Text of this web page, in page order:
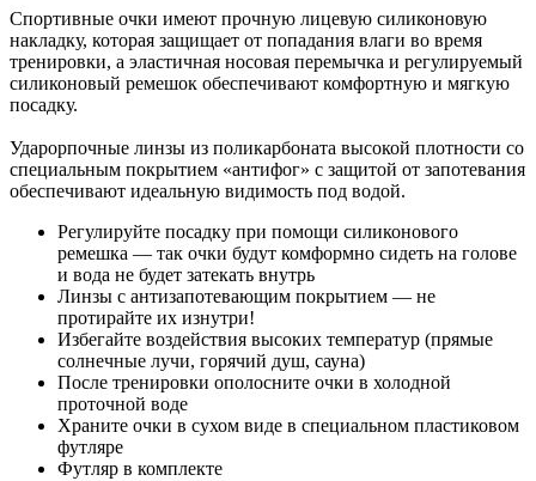
Спортивные очки имеют прочную лицевую силиконовую
накладку, которая защищает от попадания влаги во время
тренировки, а эластичная носовая перемычка и регулируемый
силиконовый ремешок обеспечивают комфортную и мягкую
посадку.
Ударорпочные линзы из поликарбоната высокой плотности со
специальным покрытием «антифог» с защитой от запотевания
обеспечивают идеальную видимость под водой.
Регулируйте посадку при помощи силиконового
ремешка — так очки будут комформно сидеть на голове
и вода не будет затекать внутрь
Линзы с антизапотевающим покрытием — не
протирайте их изнутри!
Избегайте воздействия высоких температур (прямые
солнечные лучи, горячий душ, сауна)
После тренировки ополосните очки в холодной
проточной воде
Храните очки в сухом виде в специальном пластиковом
футляре
Футляр в комплекте